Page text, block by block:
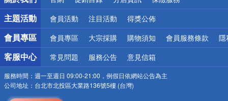
詐騙網頁！請小心！
主題活動 會員活動 注目活動 得獎公佈
會員專區 會員專區 大宗採購 購物須知 會員服務條款 隱
客服中心 常見問題 服務公告 意見信箱
服務時間： 週一至週日 09:00-21:00，例假日依網站公告為主
公司地址： 台北市北投區大業路136號5樓 (台灣)